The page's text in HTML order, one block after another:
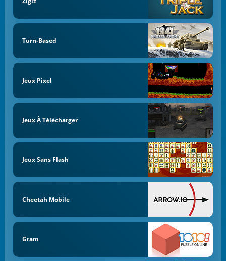
Turn-Based
Jeux Pixel
Jeux À Télécharger
Jeux Sans Flash
Cheetah Mobile
Gram